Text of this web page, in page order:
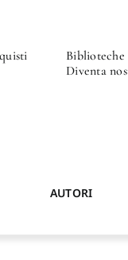
Diventa
AUTORI